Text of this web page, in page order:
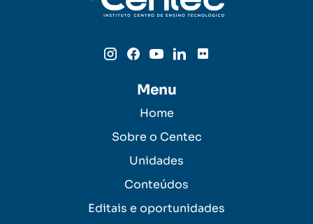
Menu
Home
Sobre o Centec
Unidades
Conteúdos
Editais e oportunidades